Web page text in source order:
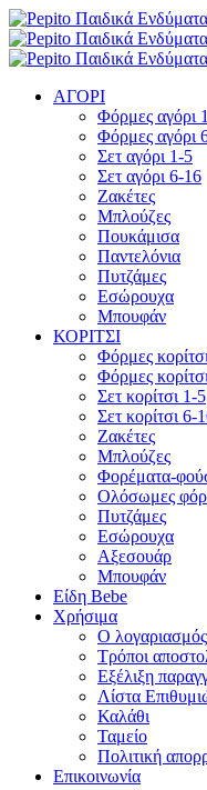
ΑΓΟΡΙ
Φόρμες αγόρι
Φόρμες αγόρι
Σετ αγόρι 1-5
Σετ αγόρι 6-16
Ζακέτες
Μπλούζες
Πουκάμισα
Παντελόνια
Πυτζάμες
Εσώρουχα
Μπουφάν
ΚΟΡΙΤΣΙ
Φόρμες
Φόρμες
Σετ κορίτσι 1-5
Σετ κορίτσι 6-
Ζακέτες
Μπλούζες
Φορέματα-
Ολόσωμες
Πυτζάμες
Εσώρουχα
Αξεσουάρ
Μπουφάν
Είδη Bebe
Χρήσιμα
Ο
Τρόποι
Εξέλιξη
Λίστα
Καλάθι
Ταμείο
Πολιτική
Επικοινωνία